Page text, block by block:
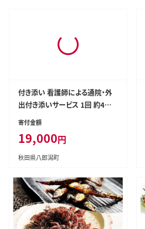
付き添い 看護師による通院・外
出付き添いサービス 1回 約4時
間 レターパックライトでお届け
添い 付添 付添い 看護師 病院受
診 入退院 冠婚葬祭]
寄付金額
19,000円
秋田県八郎潟町